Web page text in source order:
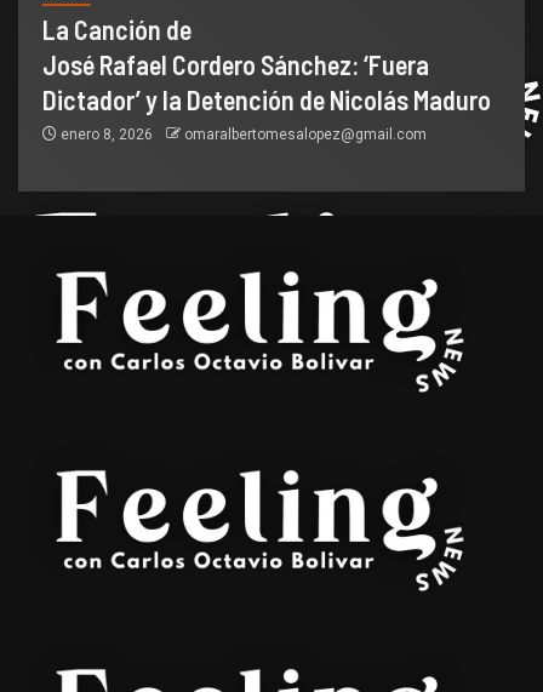
La Canción de
José Rafael Cordero Sánchez: ‘Fuera
Dictador’ y la Detención de Nicolás Maduro
enero 8, 2026 omaralbertomesalopez@gmail.com